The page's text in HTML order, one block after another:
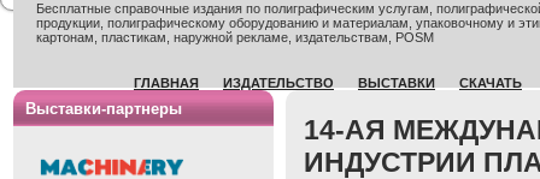
Бесплатные справочные издания по полиграфическим услугам,
продукции, полиграфическому оборудованию и материалам, упаковочному и
картонам, пластикам, наружной рекламе, издательствам, POSM
ГЛАВНАЯ ИЗДАТЕЛЬСТВО ВЫСТАВКИ СКАЧАТЬ
Выставки-партнеры
14-АЯ
ИНДУСТРИИ